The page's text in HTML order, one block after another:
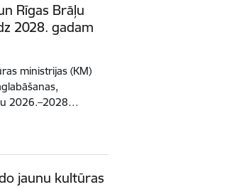
Rīgas Brāļu
2028. gadam
ministrijas (KM)
2026.–2028…
jaunu kultūras